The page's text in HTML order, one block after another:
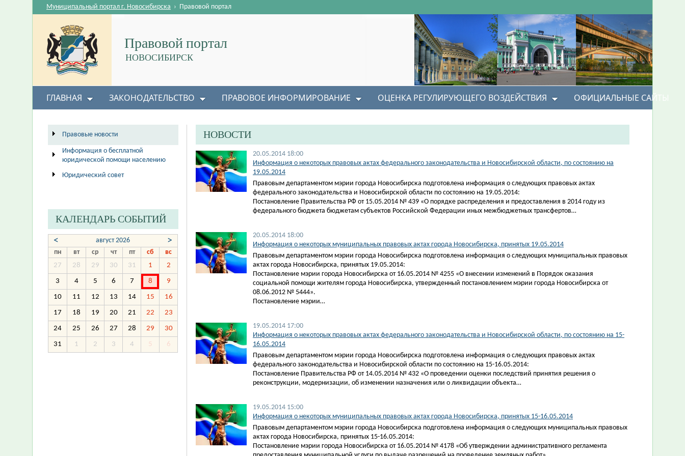
Правовой портал
НОВОСИБИРСК
Муниципальный портал г. Новосибирска › Правовой портал
ГЛАВНАЯ ЗАКОНОДАТЕЛЬСТВО ПРАВОВОЕ ИНФОРМИРОВАНИЕ ОЦЕНКА РЕГУЛИРУЮЩЕГО ВОЗДЕЙСТВИЯ ОФИЦИАЛЬНЫЕ САЙТЫ
НОВОСТИ
20.05.2014 18:00
Информация о некоторых правовых актах федерального законодательства и Новосибирской области, по состоянию на
19.05.2014
Правовым департаментом мэрии города Новосибирска подготовлена информация о следующих правовых актах
федерального законодательства и Новосибирской области по состоянию на 19.05.2014:
Постановление Правительства РФ от 15.05.2014 № 439 «О порядке распределения и предоставления в 2014 году из
федерального бюджета бюджетам субъектов Российской Федерации иных межбюджетных трансфертов…
20.05.2014 18:00
Информация о некоторых муниципальных правовых актах города Новосибирска, принятых 19.05.2014
Правовым департаментом мэрии города Новосибирска подготовлена информация о следующих муниципальных правовых
актах города Новосибирска, принятых 19.05.2014:
Постановление мэрии города Новосибирска от 16.05.2014 № 4255 «О внесении изменений в Порядок оказания
социальной помощи жителям города Новосибирска, утвержденный постановлением мэрии города Новосибирска от
08.06.2012 № 5444».
Постановление мэрии…
19.05.2014 17:00
Информация о некоторых правовых актах федерального законодательства и Новосибирской области, по состоянию на 15-
16.05.2014
Правовым департаментом мэрии города Новосибирска подготовлена информация о следующих правовых актах
федерального законодательства и Новосибирской области по состоянию на 15-16.05.2014:
Постановление Правительства РФ от 14.05.2014 № 432 «О проведении оценки последствий принятия решения о
реконструкции, модернизации, об изменении назначения или о ликвидации объекта…
19.05.2014 15:00
Информация о некоторых муниципальных правовых актах города Новосибирска, принятых 15-16.05.2014
Правовым департаментом мэрии города Новосибирска подготовлена информация о следующих муниципальных правовых
актах города Новосибирска, принятых 15-16.05.2014:
Постановление мэрии города Новосибирска от 16.05.2014 № 4178 «Об утверждении административного регламента
Правовые новости
Информация о бесплатной
юридической помощи населению
Юридический совет
КАЛЕНДАРЬ СОБЫТИЙ
< август 2026 >
пн вт ср чт пт сб
вс
27
28 29 30 31 1 2
3 4 5 6 7 8 9
10 11 12 13 14 15 16
17 18 19 20 21 22 23
24 25 26 27 28 29 30
31 1 2 3 4 5 6